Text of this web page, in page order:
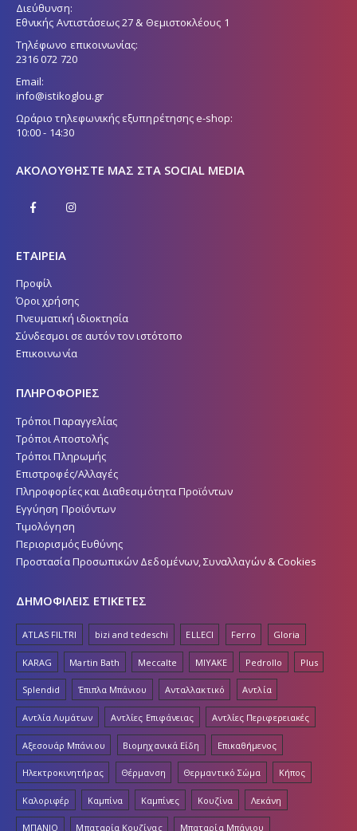
Διεύθυνση:
Εθνικής Αντιστάσεως 27 & Θεμιστοκλέους 1
Τηλέφωνο επικοινωνίας:
2316 072 720
Email:
info@istikoglou.gr
Ωράριο τηλεφωνικής εξυπηρέτησης e-shop:
10:00 - 14:30
ΑΚΟΛΟΥΘΉΣΤΕ ΜΑΣ ΣΤΑ SOCIAL MEDIA
ΕΤΑΙΡΕΙΑ
Προφίλ
Όροι χρήσης
Πνευματική ιδιοκτησία
Σύνδεσμοι σε αυτόν τον ιστότοπο
Επικοινωνία
ΠΛΗΡΟΦΟΡΙΕΣ
Τρόποι Παραγγελίας
Τρόποι Αποστολής
Τρόποι Πληρωμής
Επιστροφές/Αλλαγές
Πληροφορίες και Διαθεσιμότητα Προϊόντων
Εγγύηση Προϊόντων
Τιμολόγηση
Περιορισμός Ευθύνης
Προστασία Προσωπικών Δεδομένων, Συναλλαγών & Cookies
ΔΗΜΟΦΙΛΕΙΣ ΕΤΙΚΕΤΕΣ
ATLAS FILTRI bizi and tedeschi ELLECI Ferro Gloria
KARAG Martin Bath Meccalte MIYAKE Pedrollo Plus
Splendid Έπιπλα Μπάνιου Ανταλλακτικό Αντλία
Αντλία Λυμάτων Αντλίες Επιφάνειας Αντλίες Περιφερειακές
Αξεσουάρ Μπάνιου Βιομηχανικά Είδη Επικαθήμενος
Ηλεκτροκινητήρας Θέρμανση Θερμαντικό Σώμα Κήπος
Καλοριφέρ Καμπίνα Καμπίνες Κουζίνα Λεκάνη
ΜΠΑΝΙΟ Μπαταρία Κουζίνας Μπαταρία Μπάνιου